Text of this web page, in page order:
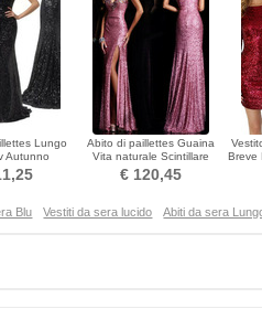
Lungo
Autunno
maniche
Abito di paillettes Guaina
Vita naturale Scintillare
Lungo Autunno
€ 120,45
Breve
Blu Vestiti da sera lucido Abiti da sera